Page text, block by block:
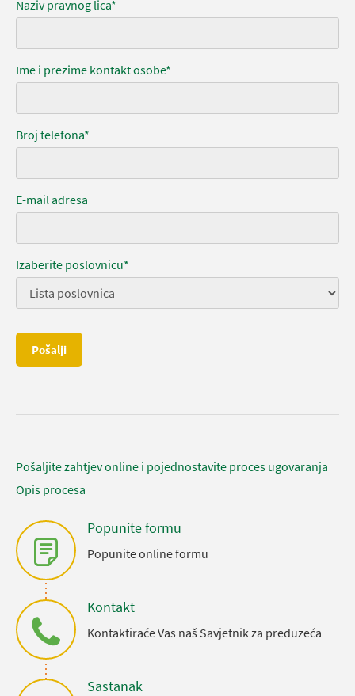
Naziv pravnog lica*
Ime i prezime kontakt osobe*
Broj telefona*
E-mail adresa
Izaberite poslovnicu*
Pošalji
Pošaljite zahtjev online i pojednostavite proces ugovaranja
Opis procesa
Popunite formu
Popunite online formu
Kontakt
Kontaktiraće Vas naš Savjetnik za preduzeća
Sastanak